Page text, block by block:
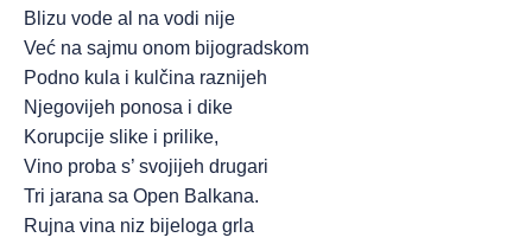
Blizu vode al na vodi nije
Već na sajmu onom bijogradskom
Podno kula i kulčina raznijeh
Njegovijeh ponosa i dike
Korupcije slike i prilike,
Vino proba s’ svojijeh drugari
Tri jarana sa Open Balkana.
Rujna vina niz bijeloga grla